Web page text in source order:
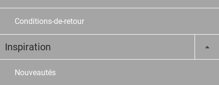
Conditions-de-retour
Inspiration
Nouveautés